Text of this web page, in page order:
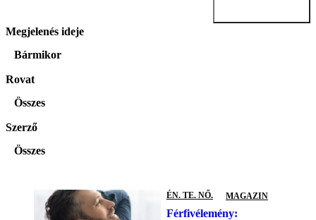
Megjelenés ideje
Bármikor
Rovat
Összes
Szerző
Összes
ÉN. TE. NŐ. MAGAZIN
Férfivélemény: